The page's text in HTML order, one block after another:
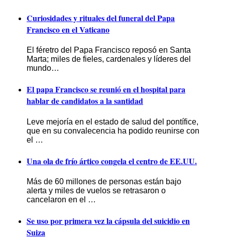
Curiosidades y rituales del funeral del Papa
Francisco en el Vaticano
El féretro del Papa Francisco reposó en Santa
Marta; miles de fieles, cardenales y líderes del
mundo…
El papa Francisco se reunió en el hospital para
hablar de candidatos a la santidad
Leve mejoría en el estado de salud del pontífice,
que en su convalecencia ha podido reunirse con
el …
Una ola de frío ártico congela el centro de EE.UU.
Más de 60 millones de personas están bajo
alerta y miles de vuelos se retrasaron o
cancelaron en el …
Se uso por primera vez la cápsula del suicidio en
Suiza